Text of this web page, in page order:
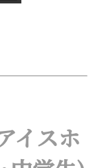
イスホ